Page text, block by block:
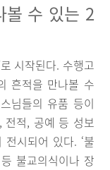
볼 수 있는 2
시작된다. 수행고
흔적을 만나볼 수
님들의 유품 등이
전적, 공예 등 성보
시되어 있다. ‘불
불교의식이나 장